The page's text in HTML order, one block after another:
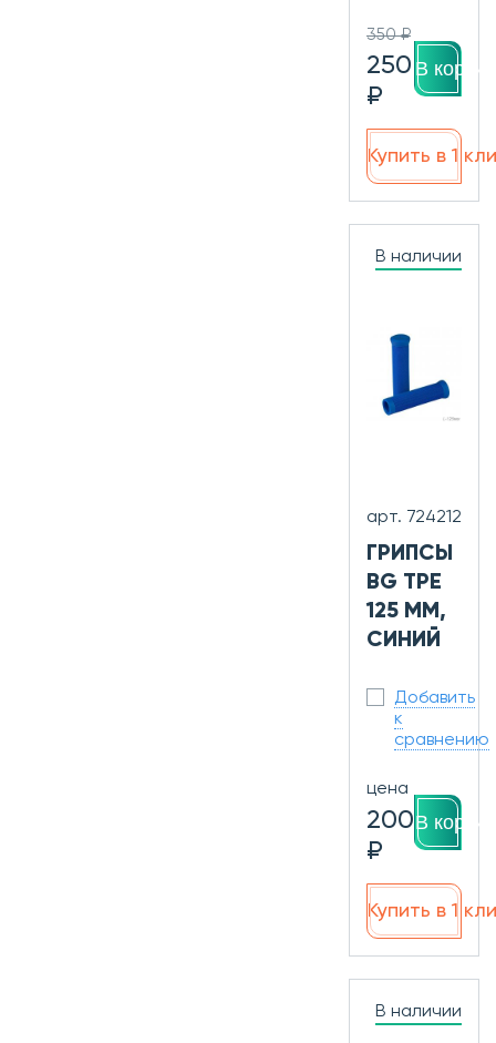
350 ₽
250
₽
В
Купить в 1
В наличии
арт. 724212
ГРИПСЫ
BG TPE
125 ММ,
СИНИЙ
Добавить
к
сравнению
цена
200
₽
В
Купить в 1
В наличии